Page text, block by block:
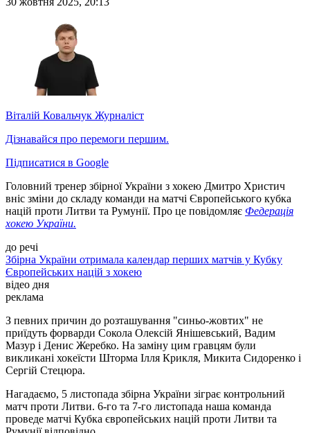
Віталій Ковальчук Журналіст
Дізнавайся про перемоги першим.
Підписатися в Google
Головний тренер збірної України з хокею Дмитро Христич
вніс зміни до складу команди на матчі Європейського кубка
націй проти Литви та Румунії. Про це повідомляє Федерація
хокею України.
до речі
Збірна України отримала календар перших матчів у Кубку
Європейських націй з хокею
відео дня
реклама
З певних причин до розташування "синьо-жовтих" не
приїдуть форварди Сокола Олексій Янішевський, Вадим
Мазур і Денис Жеребко. На заміну цим гравцям були
викликані хокеїсти Шторма Ілля Крикля, Микита Сидоренко і
Сергій Стецюра.
Нагадаємо, 5 листопада збірна України зіграє контрольний
матч проти Литви. 6-го та 7-го листопада наша команда
проведе матчі Кубка європейських націй проти Литви та